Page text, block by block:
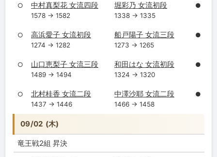
○ 中村真梨花 女流四段
1578 → 1582
堀彩乃 女流初段
1338 → 1335
●
○ 高浜愛子 女流初段
1274 → 1282
船戸陽子 女流三段
1273 → 1265
●
○ 山口恵梨子 女流三段
1489 → 1494
和田はな 女流初段
1324 → 1320
●
○ 北村桂香 女流二段
1437 → 1446
中澤沙耶 女流二段
1466 → 1458
●
09/02 (木)
竜王戦2組 昇決